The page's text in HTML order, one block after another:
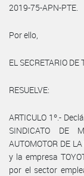
2019-75-APN-PTE.
Por ello,
EL SECRETARIO DE
RESUELVE:
ARTICULO 1º.-
SINDICATO DE
AUTOMOTOR DE
y la empresa
por el sector